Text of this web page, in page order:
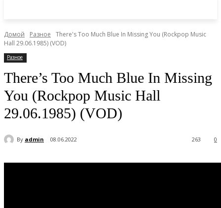
Домой Разное
There's Too Much Blue In Missing You (Rockpop Music
Hall 29.06.1985) (VOD)
Разное
There’s Too Much Blue In Missing
You (Rockpop Music Hall
29.06.1985) (VOD)
By admin 08.06.2022 0
263